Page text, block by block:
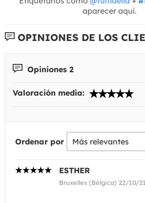
aparecer aquí.
OPINIONES DE LOS
Opiniones 2
Valoración media:
Ordenar por
ESTHER
Bruxelles (Bélgica) 22/10/21